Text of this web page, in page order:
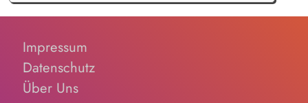
Impressum
Datenschutz
Über Uns